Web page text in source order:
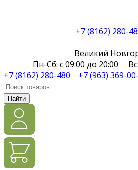
+7 (8162) 280-
Великий
Пн-Сб: с 09:00 до 20:00 Вс:
+7 (8162) 280-480
+7 (963) 369-
Найти